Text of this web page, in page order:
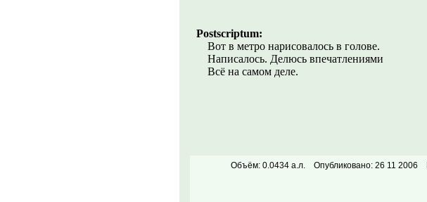
Postscriptum:
Вот в метро нарисовалось в голове.
Написалось. Делюсь впечатлениями
Всё на самом деле.
Объём: 0.0434 а.л. Опубликовано: 26 11 2006